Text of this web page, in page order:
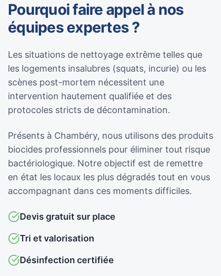
Pourquoi faire appel à nos
équipes expertes ?
Les situations de nettoyage extrême telles que
les logements insalubres (squats, incurie) ou les
scènes post-mortem nécessitent une
intervention hautement qualifiée et des
protocoles stricts de décontamination.
Présents à Chambéry, nous utilisons des produits
biocides professionnels pour éliminer tout risque
bactériologique. Notre objectif est de remettre
en état les locaux les plus dégradés tout en vous
accompagnant dans ces moments difficiles.
Devis gratuit sur place
Tri et valorisation
Désinfection certifiée